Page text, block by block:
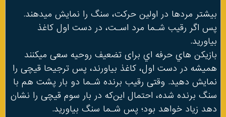
بیشتر مردها در اولین حرکت، سنگ را نمایش میدهند.
پس اگر رقیب شـما مرد اسـت، در دست اول کاغذ
بیاورید.
بازیکن هاي‌‌ حرفه اي برای تضعیف روحیه سعی میکنند
همیشه در دست اول، کاغذ بیاورند، پس ترجیحا قیچی را
نمایش دهید. وقتی رقیب برنده شـما دو بار پشت هم با
سنگ برنده شده، احتمال این‌که در بار سوم قیچی را نشان
دهد زیاد خواهد بود؛ پس شـما سنگ بیاورید.